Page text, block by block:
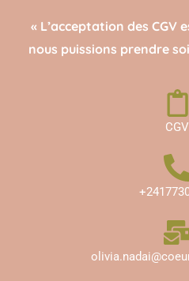
« L’acceptation des CGV
nous puissions prendre
CGV